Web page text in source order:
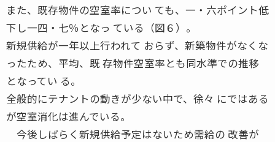
また、既存物件の空室率につい ても、一・六ポイント低
下し一四・七％となっ ている（図６）。
新規供給が一年以上行われて おらず、新築物件がなくな
ったため、平均、既 存物件空室率とも同水準での推移
となってい る。
全般的にテナントの動きが少ない中で、徐々 にではある
が空室消化は進んでいる。
今後しばらく新規供給予定はないため需給の 改善が